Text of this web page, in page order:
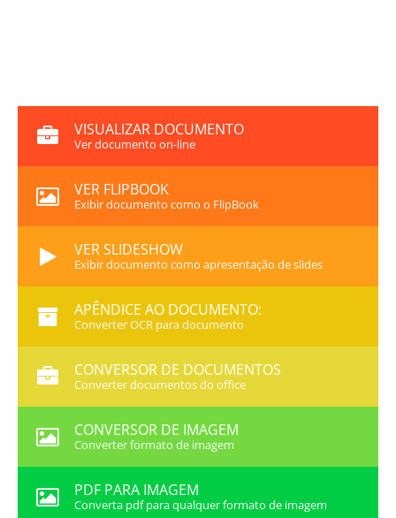
VISUALIZAR DOCUMENTO
Ver documento on-line
VER FLIPBOOK
Exibir documento como o FlipBook
VER SLIDESHOW
Exibir documento como apresentação de slides
APÊNDICE AO DOCUMENTO:
Converter OCR para documento
CONVERSOR DE DOCUMENTOS
Converter documentos do office
CONVERSOR DE IMAGEM
Converter formato de imagem
PDF PARA IMAGEM
Converta pdf para qualquer formato de imagem